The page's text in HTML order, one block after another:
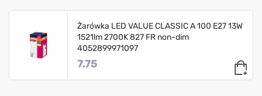
Żarówka LED VALUE CLASSIC A 100 E27 13W
1521lm 2700K 827 FR non-dim
4052899971097
7.75